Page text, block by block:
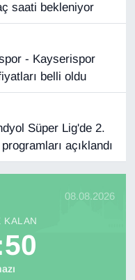
saati bekleniyor
belli oldu
açıklandı
08.08.2026
KALAN